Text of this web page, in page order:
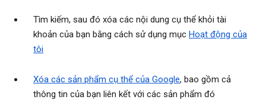
Tìm kiếm, sau đó xóa các nội dung cụ thể khỏi tài
khoản của bạn bằng cách sử dụng mục Hoạt động của
tôi
Xóa các sản phẩm cụ thể của Google, bao gồm cả
thông tin của bạn liên kết với các sản phẩm đó